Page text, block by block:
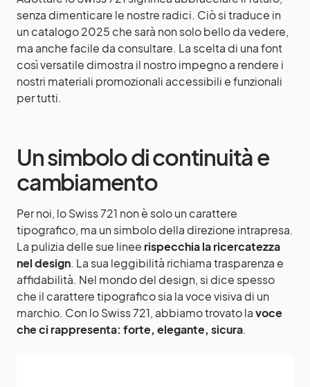
senza dimenticare le nostre radici. Ciò si traduce in
un catalogo 2025 che sarà non solo bello da vedere,
ma anche facile da consultare. La scelta di una font
così versatile dimostra il nostro impegno a rendere i
nostri materiali promozionali accessibili e funzionali
per tutti.
Un simbolo di continuità e
cambiamento
Per noi, lo Swiss 721 non è solo un carattere
tipografico, ma un simbolo della direzione intrapresa.
La pulizia delle sue linee rispecchia la ricercatezza
nel design. La sua leggibilità richiama trasparenza e
affidabilità. Nel mondo del design, si dice spesso
che il carattere tipografico sia la voce visiva di un
marchio. Con lo Swiss 721, abbiamo trovato lavoce
che ci rappresenta: forte, elegante, sicura.